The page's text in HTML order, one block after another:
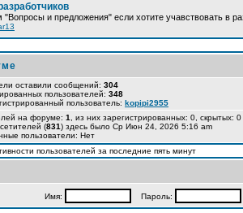
и предложения" если хотите учавствовать в
оставили сообщений: 304
пользователей: 348
пользователь: kopipi2955
на форуме: 1
, из них зарегистрированных: 0, скрытых:
(831) здесь было Ср Июн 24, 2026 5:16 am
пользователи: Нет
пользователей за последние пять минут
Имя: Пароль: